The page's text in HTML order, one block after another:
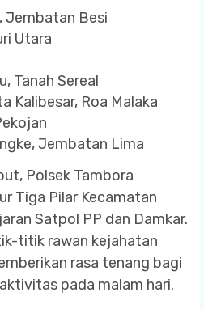
Jembatan Besi
Utara
Tanah Sereal
Kalibesar, Roa Malaka
Jembatan Lima
Polsek Tambora
Tiga Pilar Kecamatan
Satpol PP dan Damkar.
titik rawan kejahatan
rasa tenang bagi
pada malam hari.